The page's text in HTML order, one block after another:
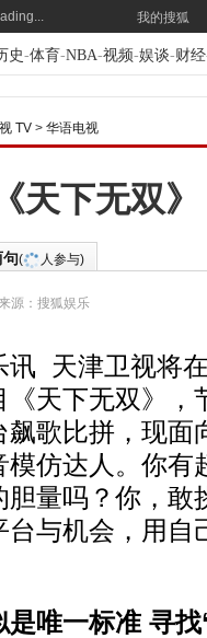
我的搜狐
史-体育-NBA-视频-娱谈-财经
TV > 华语电视
天下无双
句( 人参与)
源： 搜狐娱乐
天津卫视将在
《天下无双》，
歌比拼，现面
模仿达人。你
胆量吗？你，敢
台与机会，用自
是唯一标准 寻